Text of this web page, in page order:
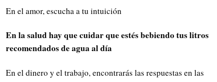
En el amor, escucha a tu intuición
En la salud hay que cuidar que estés bebiendo tus litros
recomendados de agua al día
En el dinero y el trabajo, encontrarás las respuestas en las